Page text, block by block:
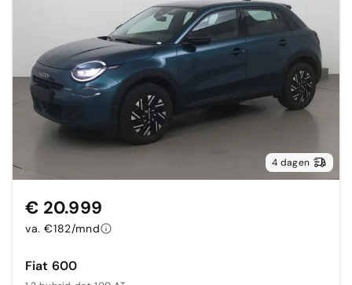
4 dagen
Fiat 600
€ 20.999
va. €182/mnd